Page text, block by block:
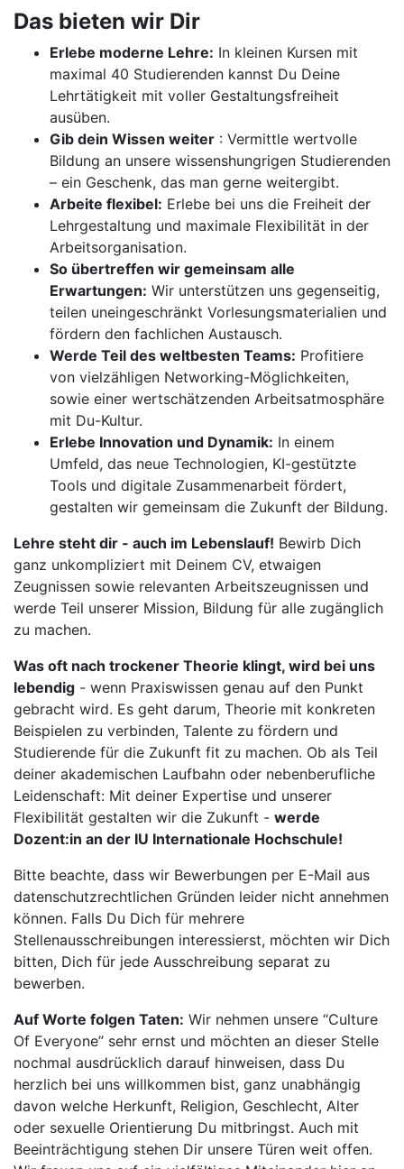
Das bieten wir Dir
Erlebe moderne Lehre: In kleinen Kursen mit
maximal 40 Studierenden kannst Du Deine
Lehrtätigkeit mit voller Gestaltungsfreiheit
ausüben.
Gib dein Wissen weiter : Vermittle wertvolle
Bildung an unsere wissenshungrigen Studierenden
– ein Geschenk, das man gerne weitergibt.
Arbeite flexibel: Erlebe bei uns die Freiheit der
Lehrgestaltung und maximale Flexibilität in der
Arbeitsorganisation.
So übertreffen wir gemeinsam alle
Erwartungen: Wir unterstützen uns gegenseitig,
teilen uneingeschränkt Vorlesungsmaterialien und
fördern den fachlichen Austausch.
Werde Teil des weltbesten Teams: Profitiere
von vielzähligen Networking-Möglichkeiten,
sowie einer wertschätzenden Arbeitsatmosphäre
mit Du-Kultur.
Erlebe Innovation und Dynamik: In einem
Umfeld, das neue Technologien, KI-gestützte
Tools und digitale Zusammenarbeit fördert,
gestalten wir gemeinsam die Zukunft der Bildung.
Lehre steht dir - auch im Lebenslauf! Bewirb Dich
ganz unkompliziert mit Deinem CV, etwaigen
Zeugnissen sowie relevanten Arbeitszeugnissen und
werde Teil unserer Mission, Bildung für alle zugänglich
zu machen.
Was oft nach trockener Theorie klingt, wird bei uns
lebendig - wenn Praxiswissen genau auf den Punkt
gebracht wird. Es geht darum, Theorie mit konkreten
Beispielen zu verbinden, Talente zu fördern und
Studierende für die Zukunft fit zu machen. Ob als Teil
deiner akademischen Laufbahn oder nebenberufliche
Leidenschaft: Mit deiner Expertise und unserer
Flexibilität gestalten wir die Zukunft - werde
Dozent:in an der IU Internationale Hochschule!
Bitte beachte, dass wir Bewerbungen per E-Mail aus
datenschutzrechtlichen Gründen leider nicht annehmen
können. Falls Du Dich für mehrere
Stellenausschreibungen interessierst, möchten wir Dich
bitten, Dich für jede Ausschreibung separat zu
bewerben.
Auf Worte folgen Taten: Wir nehmen unsere “Culture
Of Everyone” sehr ernst und möchten an dieser Stelle
nochmal ausdrücklich darauf hinweisen, dass Du
herzlich bei uns willkommen bist, ganz unabhängig
davon welche Herkunft, Religion, Geschlecht, Alter
oder sexuelle Orientierung Du mitbringst. Auch mit
Beeinträchtigung stehen Dir unsere Türen weit offen.